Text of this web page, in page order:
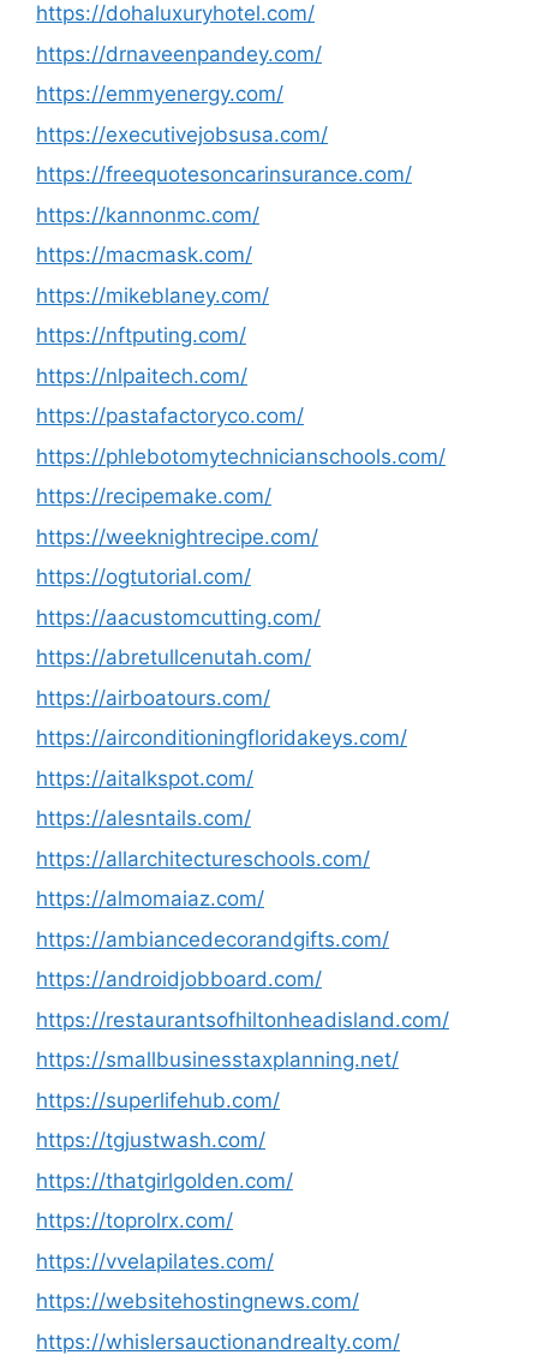
https://dohaluxuryhotel.com/
https://drnaveenpandey.com/
https://emmyenergy.com/
https://executivejobsusa.com/
https://freequotesoncarinsurance.com/
https://kannonmc.com/
https://macmask.com/
https://mikeblaney.com/
https://nftputing.com/
https://nlpaitech.com/
https://pastafactoryco.com/
https://phlebotomytechnicianschools.com/
https://recipemake.com/
https://weeknightrecipe.com/
https://ogtutorial.com/
https://aacustomcutting.com/
https://abretullcenutah.com/
https://airboatours.com/
https://airconditioningfloridakeys.com/
https://aitalkspot.com/
https://alesntails.com/
https://allarchitectureschools.com/
https://almomaiaz.com/
https://ambiancedecorandgifts.com/
https://androidjobboard.com/
https://restaurantsofhiltonheadisland.com/
https://smallbusinesstaxplanning.net/
https://superlifehub.com/
https://tgjustwash.com/
https://thatgirlgolden.com/
https://toprolrx.com/
https://vvelapilates.com/
https://websitehostingnews.com/
https://whislersauctionandrealty.com/